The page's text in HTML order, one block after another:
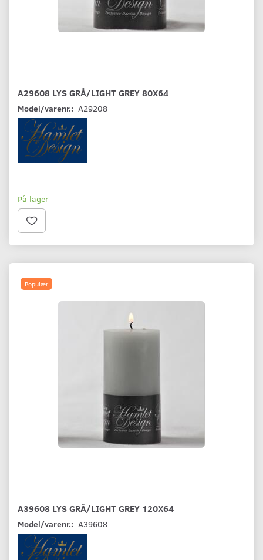
A29608 LYS GRÅ/LIGHT GREY 80X64
Model/varenr.: A29208
På lager
Populær
A39608 LYS GRÅ/LIGHT GREY 120X64
Model/varenr.: A39608